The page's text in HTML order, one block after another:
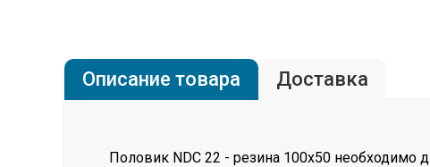
Описание товара Доставка
Половик NDC 22 - резина 100х50 необходимо